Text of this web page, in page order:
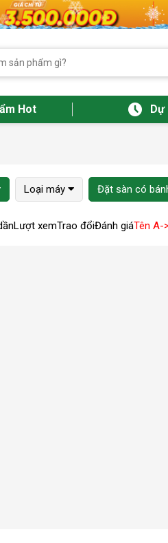
Hot Dự
Loại máy Đặt sàn có
Lượt xemTrao đổiĐánh giáTên A-